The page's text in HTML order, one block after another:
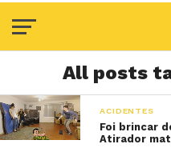
All posts
ACIDENTES
Foi brincar
Atirador